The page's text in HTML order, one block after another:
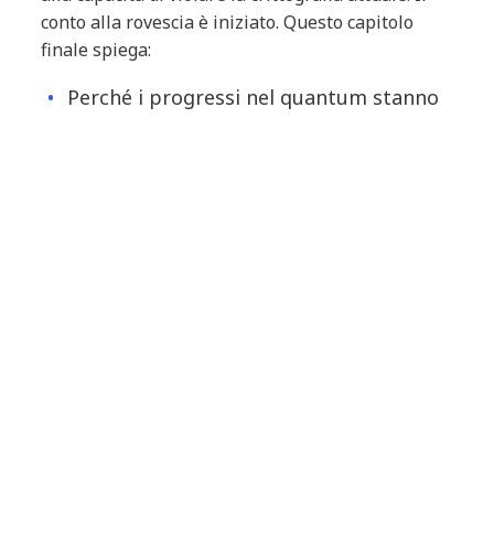
conto alla rovescia è iniziato. Questo capitolo
finale spiega:
Perché i progressi nel quantum stanno